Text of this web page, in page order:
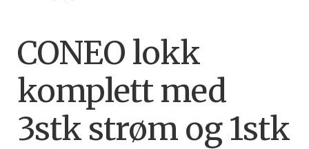
CONEO lokk
komplett med
3stk strøm og 1stk